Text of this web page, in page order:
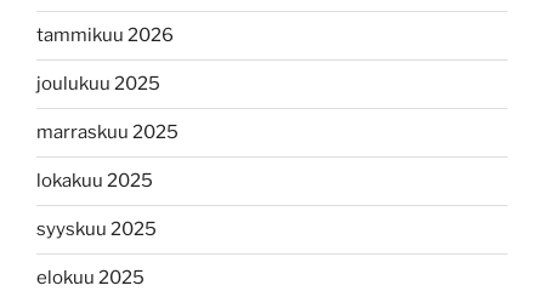
tammikuu 2026
joulukuu 2025
marraskuu 2025
lokakuu 2025
syyskuu 2025
elokuu 2025